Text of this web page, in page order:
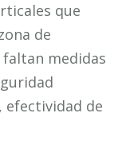
que
de
medidas
efectividad de